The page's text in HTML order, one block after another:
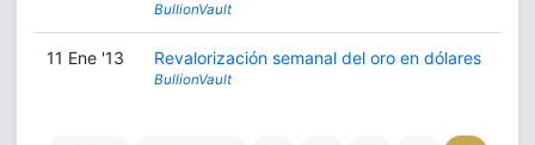
BullionVault
11 Ene '13 Revalorización semanal del oro en dólares
BullionVault